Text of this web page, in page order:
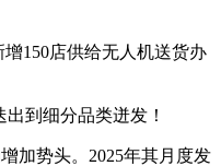
150店供给无人机送货办
到细分品类迸发！
加势头。2025年其月度发